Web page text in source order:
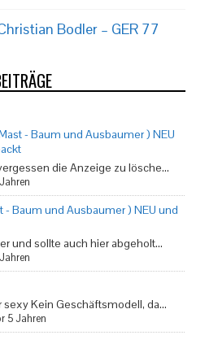
Bodler – GER 77
- Baum und Ausbaumer ) NEU
die Anzeige zu lösche...
- Baum und Ausbaumer ) NEU und
und sollte auch hier abgeholt...
Kein Geschäftsmodell, da...
5 Jahren